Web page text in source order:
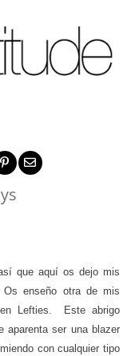
que aquí os dejo mis
enseño otra de mis
en Lefties. Este abrigo
aparenta ser una blazer
con cualquier tipo